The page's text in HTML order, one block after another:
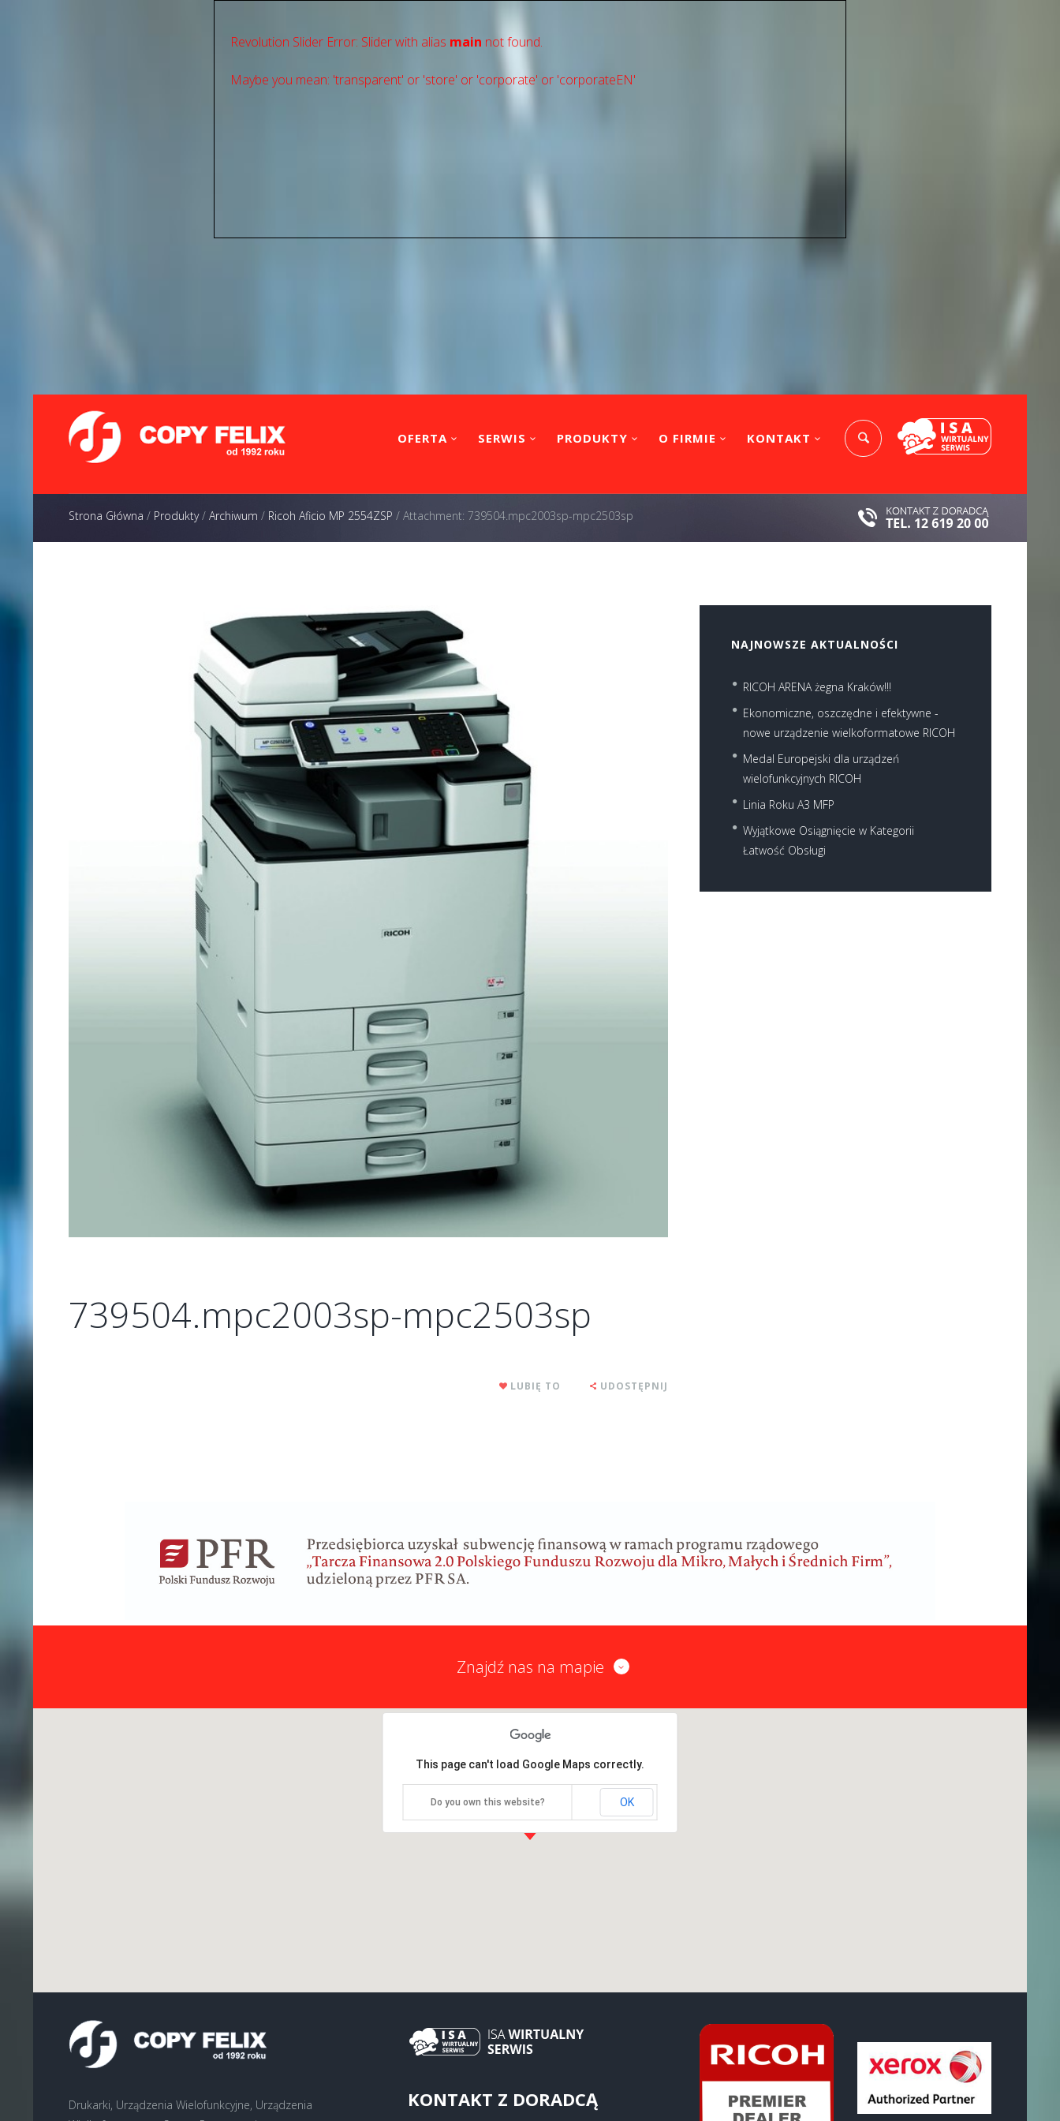
Revolution Slider Error: Slider with alias main not found.
Maybe you mean: 'transparent' or 'store' or 'сorporate' or 'corporateEN'
OFERTA SERWIS PRODUKTY O FIRMIE KONTAKT
Strona Główna / Produkty/ Archiwum / Ricoh Aficio MP 2554ZSP / Attachment: 739504.mpc2003sp-mpc2503sp
739504.mpc2003sp-mpc2503sp
LUBIĘ TO UDOSTĘPNIJ
NAJNOWSZE AKTUALNOŚCI
RICOH ARENA żegna Kraków!!!
Ekonomiczne, oszczędne i efektywne -
nowe urządzenie wielkoformatowe RICOH
Medal Europejski dla urządzeń
wielofunkcyjnych RICOH
Linia Roku A3 MFP
Wyjątkowe Osiągnięcie w Kategorii
Łatwość Obsługi
Znajdź nas na mapie
This page can't load Google Maps correctly.
Do you own this website? OK
Drukarki, Urządzenia Wielofunkcyjne, Urządzenia
KONTAKT Z DORADCĄ